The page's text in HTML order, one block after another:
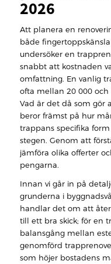
2026
Att planera en
både
undersöker en
snabbt att kostnaden
omfattning. En vanlig
ofta mellan 20 000 och
Vad är det då som gör
beror främst på hur
trappans specifika
stegen. Genom att
jämföra olika offerter
pengarna.
Innan vi går in på
grunderna i
handlar det om att
till ett bra skick; för en
balansgång mellan
genomförd
som höjer bostadens